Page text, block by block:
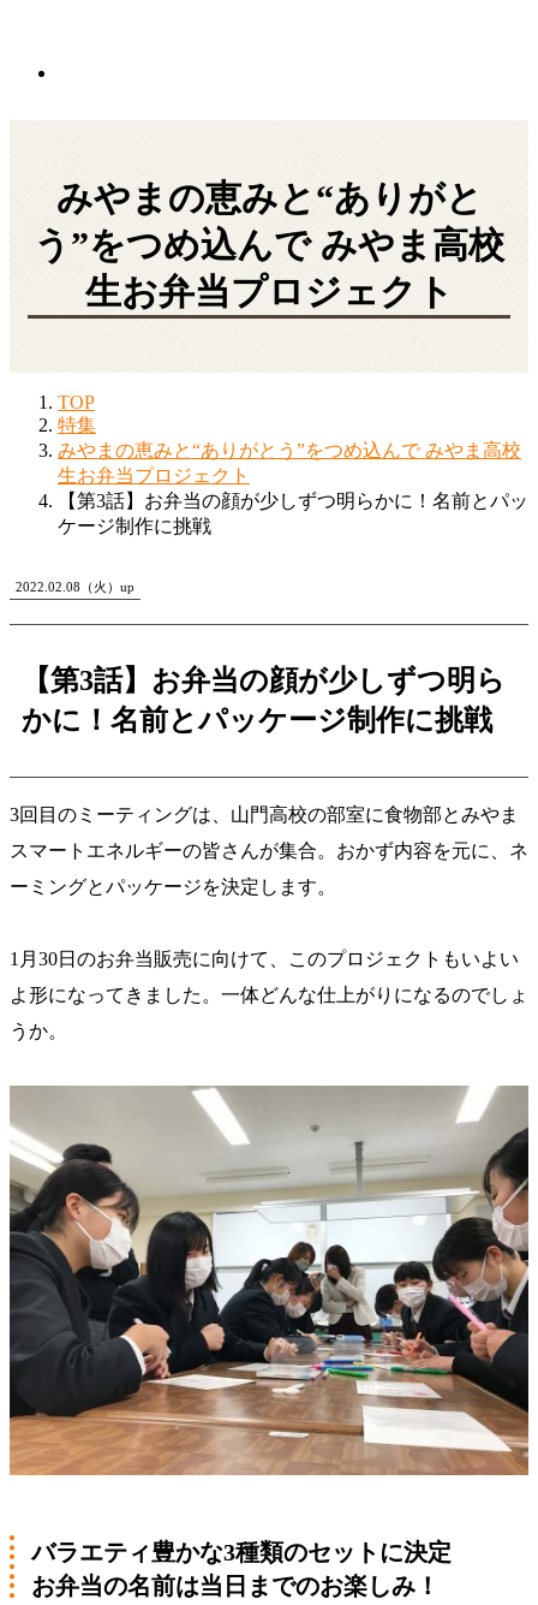
みやまの恵みと“ありがと
う”をつめ込んで みやま高校
生お弁当プロジェクト
TOP
特集
みやまの恵みと“ありがとう”をつめ込んで みやま高校
生お弁当プロジェクト
【第3話】お弁当の顔が少しずつ明らかに！名前とパッ
ケージ制作に挑戦
2022.02.08（火）up
【第3話】お弁当の顔が少しずつ明ら
かに！名前とパッケージ制作に挑戦
3回目のミーティングは、山門高校の部室に食物部とみやま
スマートエネルギーの皆さんが集合。おかず内容を元に、ネ
ーミングとパッケージを決定します。
1月30日のお弁当販売に向けて、このプロジェクトもいよい
よ形になってきました。一体どんな仕上がりになるのでしょ
うか。
バラエティ豊かな3種類のセットに決定
お弁当の名前は当日までのお楽しみ！